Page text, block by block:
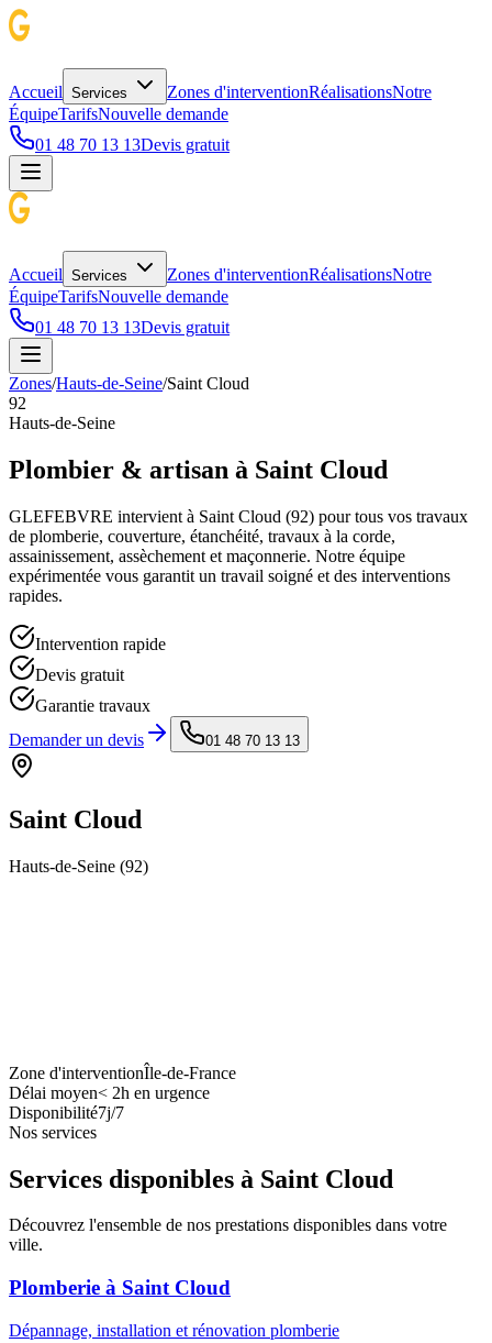
Accueil Services Zones d'interventionRéalisationsNotre
ÉquipeTarifsNouvelle demande
01 48 70 13 13Devis gratuit
Accueil Services Zones d'interventionRéalisationsNotre
ÉquipeTarifsNouvelle demande
01 48 70 13 13Devis gratuit
Zones/Hauts-de-Seine/Saint Cloud
92
Hauts-de-Seine
Plombier & artisan à Saint Cloud
GLEFEBVRE intervient à Saint Cloud (92) pour tous vos travaux
de plomberie, couverture, étanchéité, travaux à la corde,
assainissement, assèchement et maçonnerie. Notre équipe
expérimentée vous garantit un travail soigné et des interventions
rapides.
Intervention rapide
Devis gratuit
Garantie travaux
Demander un devis
01 48 70 13 13
Saint Cloud
Hauts-de-Seine (92)
Zone d'interventionÎle-de-France
Délai moyen< 2h en urgence
Disponibilité7j/7
Nos services
Services disponibles à Saint Cloud
Découvrez l'ensemble de nos prestations disponibles dans votre
ville.
Plomberie à Saint Cloud
Dépannage, installation et rénovation plomberie